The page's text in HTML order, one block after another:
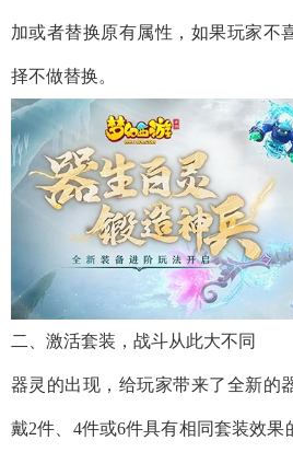
加或者替换原有属性，如果玩家不
择不做替换。
二、激活套装，战斗从此大不同
器灵的出现，给玩家带来了全新的
戴2件、4件或6件具有相同套装效果